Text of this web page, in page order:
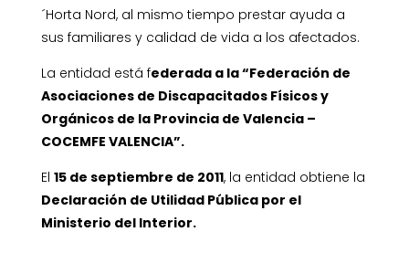
´Horta Nord, al mismo tiempo prestar ayuda a
sus familiares y calidad de vida a los afectados.
La entidad está federada a la “Federación de
Asociaciones de Discapacitados Físicos y
Orgánicos de la Provincia de Valencia –
COCEMFE VALENCIA”.
El 15 de septiembre de 2011, la entidad obtiene la
Declaración de Utilidad Pública por el
Ministerio del Interior.